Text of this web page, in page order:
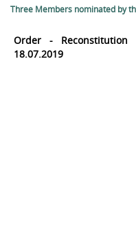
Three Members nominated by
Order - Reconstitution
18.07.2019